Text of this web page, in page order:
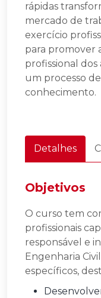
rápidas
mercado de
exercício
para promover
profissional
um processo
conhecimento.
Detalhes
Objetivos
O curso tem
profissionais
responsável e
Engenharia
específicos,